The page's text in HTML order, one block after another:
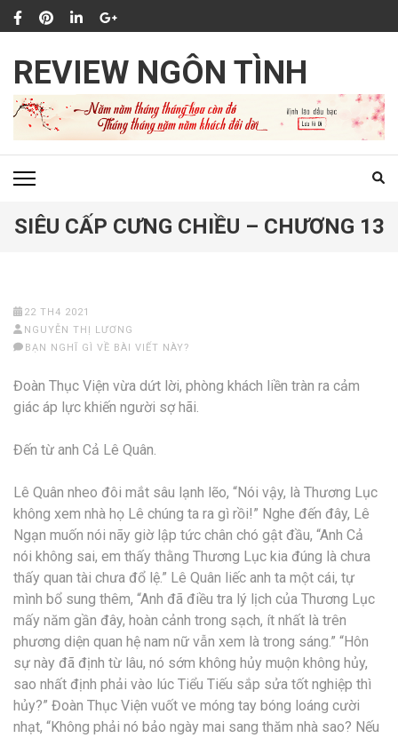
qua
nội
dung
(ấn
Enter)
REVIEW NGÔN TÌNH
SIÊU CẤP CƯNG CHIỀU – CHƯƠNG 13
22 TH4 2021
NGUYỄN THỊ LƯƠNG
BẠN NGHĨ GÌ VỀ BÀI VIẾT NÀY?
Đoàn Thục Viện vừa dứt lời, phòng khách liền tràn ra cảm
giác áp lực khiến người sợ hãi.
Đến từ anh Cả Lê Quân.
Lê Quân nheo đôi mắt sâu lạnh lẽo, “Nói vậy, là Thương Lục
không xem nhà họ Lê chúng ta ra gì rồi!” Nghe đến đây, Lê
Ngạn muốn nói nãy giờ lập tức chân chó gật đầu, “Anh Cả
nói không sai, em thấy thằng Thương Lục kia đúng là chưa
thấy quan tài chưa đổ lệ.” Lê Quân liếc anh ta một cái, tự
mình bổ sung thêm, “Anh đã điều tra lý lịch của Thương Lục
mấy năm gần đây, hoàn cảnh trong sạch, ít nhất là trên
phương diện quan hệ nam nữ vẫn xem là trong sáng.” “Hôn
sự này đã định từ lâu, nó sớm không hủy muộn không hủy,
sao nhất định phải vào lúc Tiểu Tiếu sắp sửa tốt nghiệp thì
hủy?” Đoàn Thục Viện vuốt ve móng tay bóng loáng cười
nhạt, “Không phải nó bảo ngày mai sang thăm nhà sao? Nếu